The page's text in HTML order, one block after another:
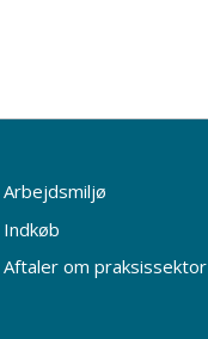
Arbejdsmiljø
Indkøb
Aftaler om praksissektor